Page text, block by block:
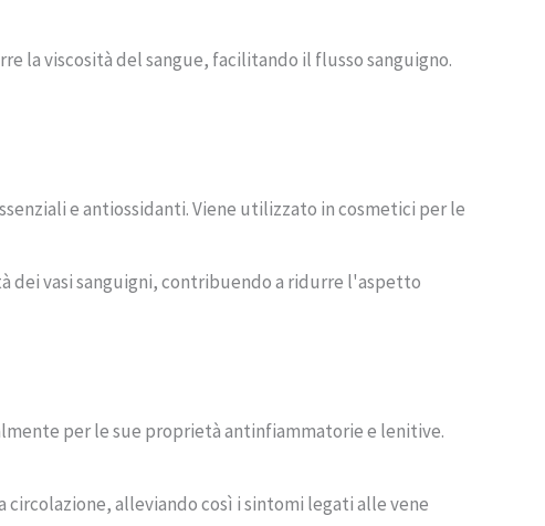
la viscosità del sangue, facilitando il flusso sanguigno.
e antiossidanti. Viene utilizzato in cosmetici per le
dei vasi sanguigni, contribuendo a ridurre l'aspetto
per le sue proprietà antinfiammatorie e lenitive.
alleviando così i sintomi legati alle vene